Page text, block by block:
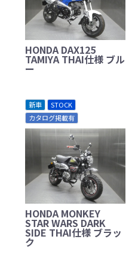
HONDA DAX125
TAMIYA THAI仕様 ブル
ー
新車
STOCK
カタログ掲載有
HONDA MONKEY
STAR WARS DARK
SIDE THAI仕様 ブラッ
ク